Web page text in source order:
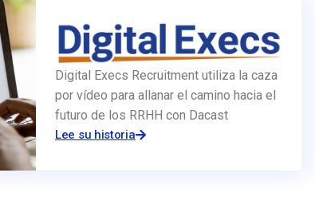
Digital Execs Recruitment utiliza la caza
por vídeo para allanar el camino hacia el
futuro de los RRHH con Dacast
Lee su historia